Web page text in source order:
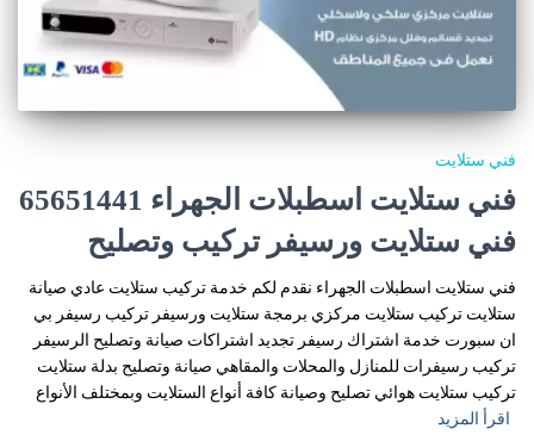
فني ستلايت
فني ستلايت اسطبلات الجهراء 65651441
فني ستلايت ورسيفر تركيب وتصليح
فني ستلايت اسطبلات الجهراء نقدم لكم خدمة تركيب ستلايت عادي صيانة
ستلايت تركيب ستلايت مركزي برمجة ستلايت ورسيفر تركيب رسيفر بي
ان سبورت خدمة اشتراك رسيفر تجديد اشتراكات صيانة وتصليح الرسيفر
تركيب رسيفرات للمنازل والمحلات والمقاهي صيانة وتصليح بدلة ستلايت
تركيب ستلايت هوائي تصليح وصيانة كافة أنواع الستلايت وبمختلف الأنواع
اقرأ المزيد